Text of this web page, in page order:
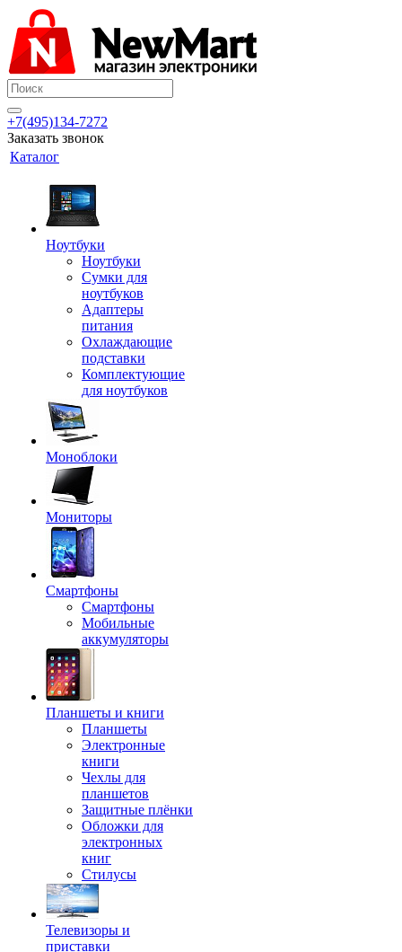
+7(495)134-7272
Заказать звонок
Каталог
Ноутбуки
Ноутбуки
Сумки для
ноутбуков
Адаптеры
питания
Охлаждающие
подставки
Комплектующие
для ноутбуков
Моноблоки
Мониторы
Смартфоны
Смартфоны
Мобильные
аккумуляторы
Планшеты и книги
Планшеты
Электронные
книги
Чехлы для
планшетов
Защитные плёнки
Обложки для
электронных
книг
Стилусы
Телевизоры и
приставки